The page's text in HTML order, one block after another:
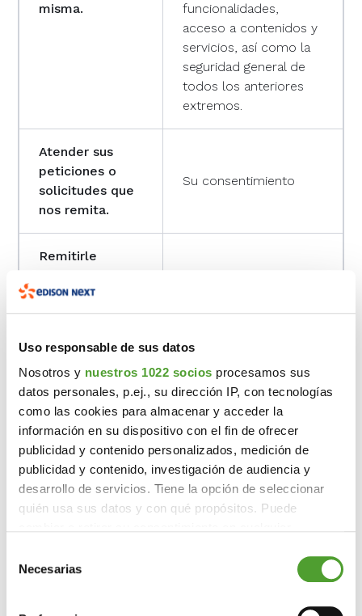
Uso responsable de sus datos
Nosotros y nuestros 1022 socios procesamos sus
datos personales, p.ej., su dirección IP, con tecnologías
como las cookies para almacenar y acceder la
información en su dispositivo con el fin de ofrecer
publicidad y contenido personalizados, medición de
publicidad y contenido, investigación de audiencia y
desarrollo de servicios. Tiene la opción de seleccionar
quién usa sus datos y con qué propósitos. Puede
el Menú de consentimiento.
Necesarias
misma.
funcionalidades,
acceso a contenidos y
servicios, así como la
seguridad general de
todos los anteriores
extremos.
Atender sus
peticiones o
solicitudes que
nos remita.
Su consentimiento
Remitirle
publicidad u
ofertas de
propios y/o
terceros que
pudieran ser de
tu interés.
Solventar de
forma ágil y
eficaz las dudas
que nos plantee
productos o
Su consentimiento y,
según los casos,
petición del usuario.